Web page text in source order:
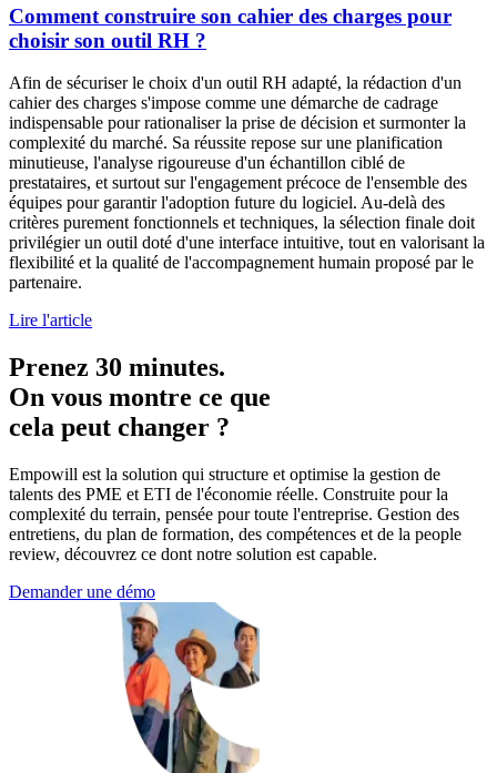
Comment construire son cahier des charges pour
choisir son outil RH ?
Afin de sécuriser le choix d'un outil RH adapté, la rédaction d'un
cahier des charges s'impose comme une démarche de cadrage
indispensable pour rationaliser la prise de décision et surmonter la
complexité du marché. Sa réussite repose sur une planification
minutieuse, l'analyse rigoureuse d'un échantillon ciblé de
prestataires, et surtout sur l'engagement précoce de l'ensemble des
équipes pour garantir l'adoption future du logiciel. Au-delà des
critères purement fonctionnels et techniques, la sélection finale doit
privilégier un outil doté d'une interface intuitive, tout en valorisant la
flexibilité et la qualité de l'accompagnement humain proposé par le
partenaire.
Lire l'article
Prenez 30 minutes.
On vous montre ce que
cela peut changer ?
Empowill est la solution qui structure et optimise la gestion de
talents des PME et ETI de l'économie réelle. Construite pour la
complexité du terrain, pensée pour toute l'entreprise. Gestion des
entretiens, du plan de formation, des compétences et de la people
review, découvrez ce dont notre solution est capable.
Demander une démo